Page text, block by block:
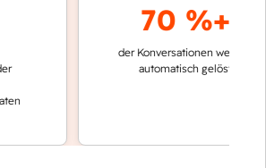
70 %+
der Konversationen werden
automatisch gelöst